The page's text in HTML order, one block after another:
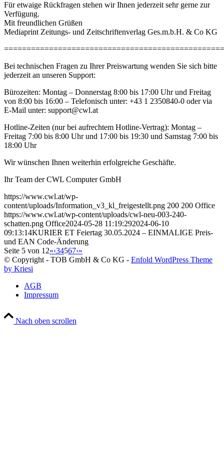
Für etwaige Rückfragen stehen wir Ihnen jederzeit sehr gerne zur
Verfügung.
Mit freundlichen Grüßen
Mediaprint Zeitungs- und Zeitschriftenverlag Ges.m.b.H. & Co KG
Bei technischen Fragen zu Ihrer Preiswartung wenden Sie sich bitte
jederzeit an unseren Support:
Bürozeiten: Montag – Donnerstag 8:00 bis 17:00 Uhr und Freitag
von 8:00 bis 16:00 – Telefonisch unter: +43 1 2350840-0 oder via
E-Mail unter: support@cwl.at
Hotline-Zeiten (nur bei aufrechtem Hotline-Vertrag): Montag –
Freitag 7:00 bis 8:00 Uhr und 17:00 bis 19:30 und Samstag 7:00 bis
18:00 Uhr
Wir wünschen Ihnen weiterhin erfolgreiche Geschäfte.
Ihr Team der CWL Computer GmbH
https://www.cwl.at/wp-
content/uploads/Information_v3_kl_freigestellt.png 200 200 Office
https://www.cwl.at/wp-content/uploads/cwl-neu-003-240-
schatten.png Office2024-05-28 11:19:292024-06-10
09:13:14KURIER ET Feiertag 30.05.2024 – EINMALIGE Preis-
und EAN Code-Änderung
Seite 5 von 12«‹34567›»
© Copyright - TOB GmbH & Co KG - Enfold WordPress Theme
by Kriesi
AGB
Impressum
Nach oben scrollen